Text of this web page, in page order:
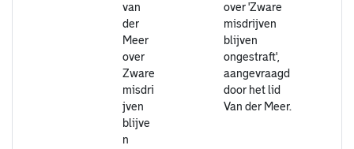
van
der
Meer
over
Zware
misdri
jven
blijve
n
over 'Zware
misdrijven
blijven
ongestraft',
aangevraagd
door het lid
Van der Meer.